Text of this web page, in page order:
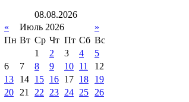
08.08.2026
«
Июль 2026
»
Пн Вт Ср Чт Пт Сб Вс
1
2 3 4
5
6
7 8 9 10 11
12
13
14 15 16 17 18
19
20
21 22 23 24 25
26